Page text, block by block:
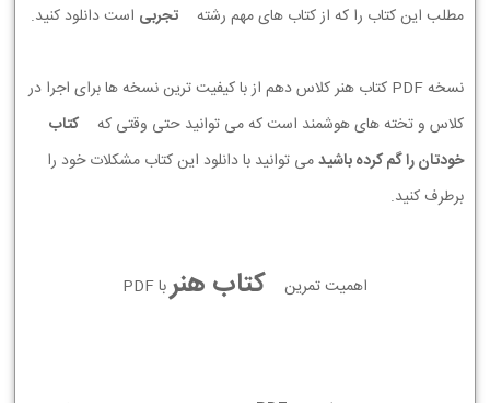
مطلب این کتاب را که از کتاب های مهم رشته
تجربی است دانلود کنید.
نسخه PDF کتاب هنر کلاس دهم از با کیفیت ترین نسخه ها برای اجرا در
کلاس و تخته های هوشمند است که می توانید حتی وقتی که
کتاب
خودتان را گم کرده باشیدمی توانید با دانلود این کتاب مشکلات خود را
برطرف کنید.
اهمیت تمرین کتاب هنربا PDF